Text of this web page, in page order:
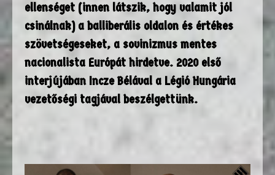
ellenséget (innen látszik, hogy valamit jól
csinálnak) a balliberális oldalon és értékes
szövetségeseket, a sovinizmus mentes
nacionalista Európát hirdetve. 2020 első
interjújában Incze Bélával a Légió Hungária
vezetőségi tagjával beszélgettünk.